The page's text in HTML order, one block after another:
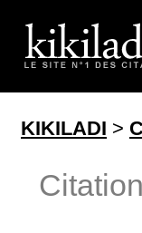
KIKILADI >